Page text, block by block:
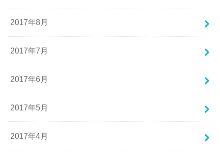
2017年8月
2017年7月
2017年6月
2017年5月
2017年4月